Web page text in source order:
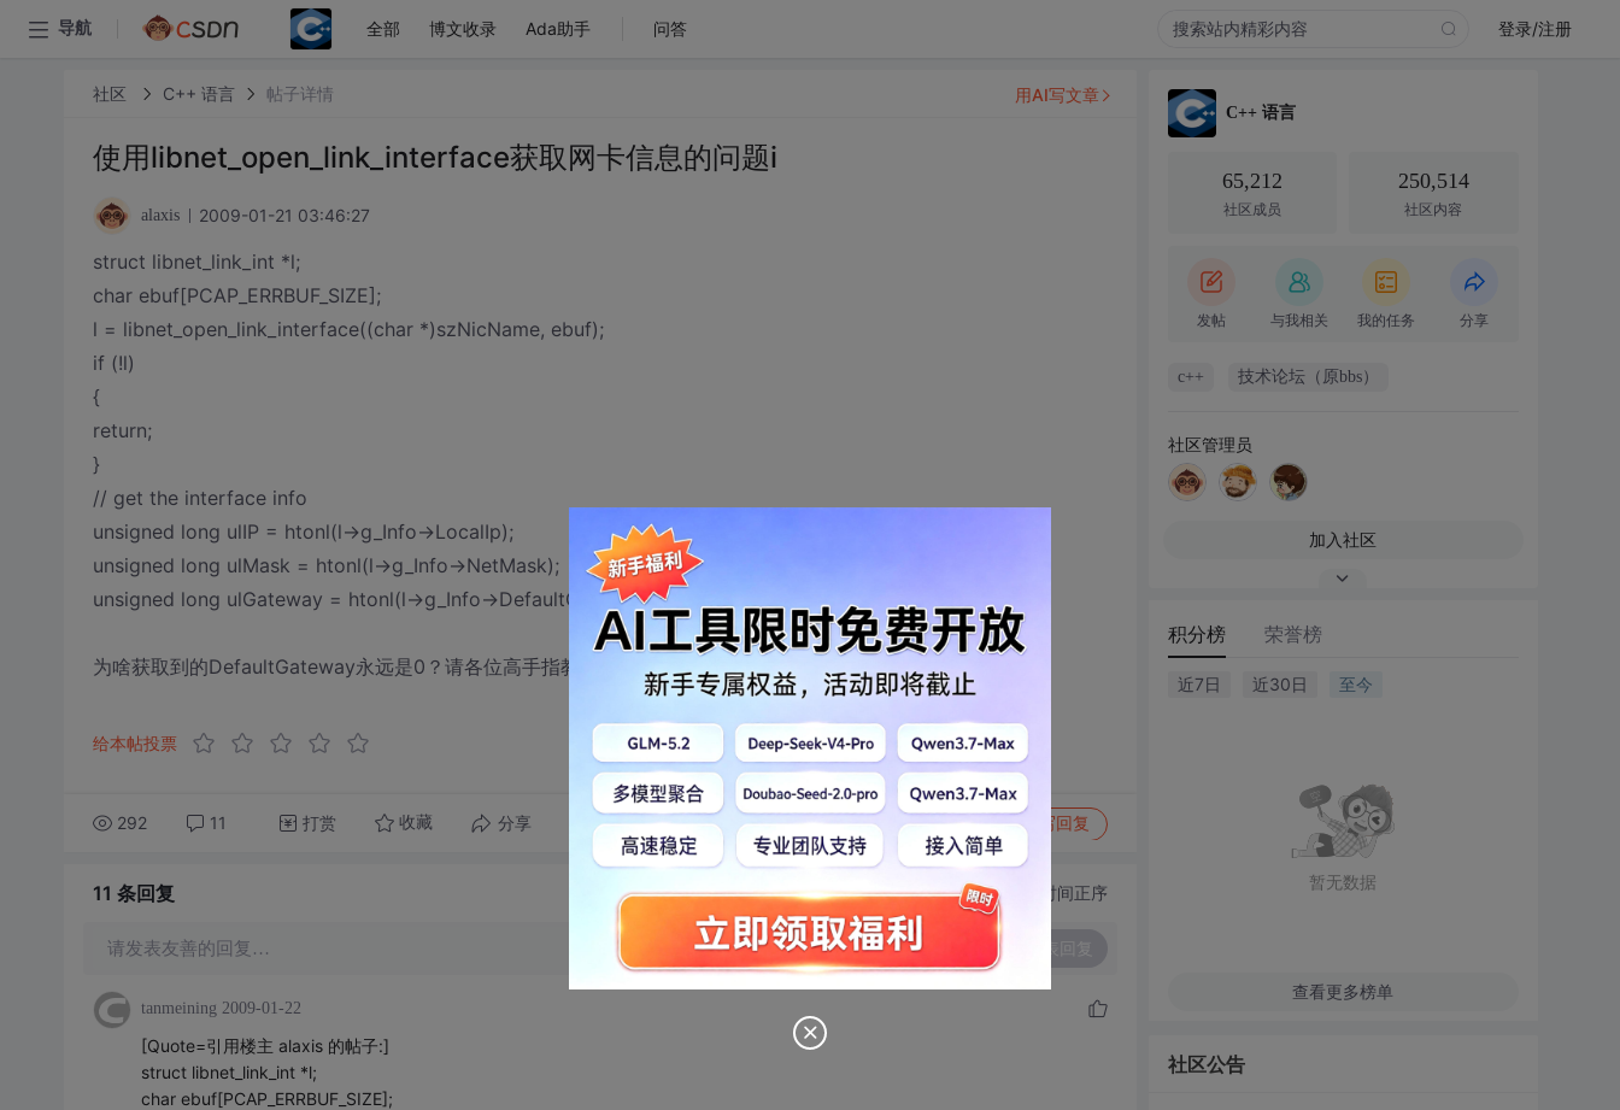
导航 全部 博文收录 Ada助手 问答 登录/注册
社区 C++ 语言 帖子详情
使用libnet_open_link_interface获取网卡信息的问题i
alaxis 2009-01-21 03:46:27
struct libnet_link_int *l;
char ebuf[PCAP_ERRBUF_SIZE];
l = libnet_open_link_interface((char *)szNicName, ebuf);
if (!l)
{
return;
}
// get the interface info
unsigned long ulIP = htonl(l->g_Info->LocalIp);
unsigned long ulMask = htonl(l->g_Info->NetMask);
unsigned long ulGateway = htonl(l->g_Info->DefaultGateway);
为啥获取到的DefaultGateway永远是0？请各位高手指教，谢谢！
给本帖投票
292 11 打赏 收藏 分享 转发到动态 举报 写回复
用AI写文章
11 条回复 切换为时间正序
请发表友善的回复…
tanmeining 2009-01-22
[Quote=引用楼主 alaxis 的帖子:]
struct libnet_link_int *l;
char ebuf[PCAP_ERRBUF_SIZE];
C++ 语言
65,212
社区成员
250,514
社区内容
发帖 与我相关 我的任务 分享
c++ 技术论坛（原bbs）
社区管理员
加入社区
积分榜 荣誉榜
近7日 近30日 至今
暂无数据
查看更多榜单
社区公告